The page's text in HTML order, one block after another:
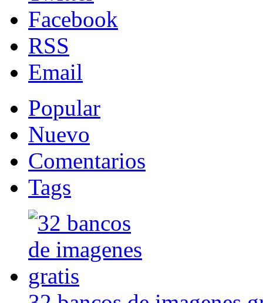
Facebook
RSS
Email
Popular
Nuevo
Comentarios
Tags